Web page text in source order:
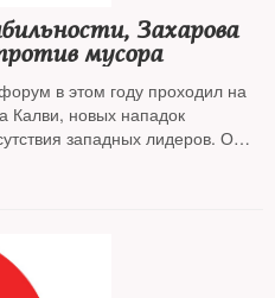
Захарова
мусора
в этом году проходил на
Калви, новых нападок
западных лидеров. О